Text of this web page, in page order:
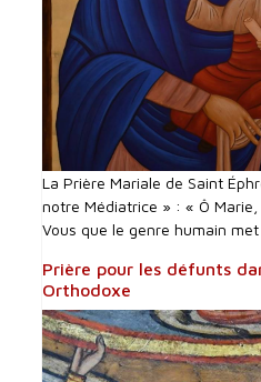
La Prière Mariale de Saint
notre Médiatrice » : « Ô
Vous que le genre humain met
Prière pour les défunts
Orthodoxe